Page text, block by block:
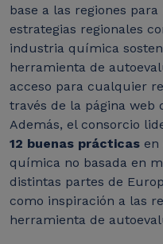
base a las regiones
estrategias regionales
industria química
herramienta de
acceso para cualquier
través de la página web
Además, el consorcio
12 buenas prácticas en
química no basada en
distintas partes de
como inspiración a las
herramienta de